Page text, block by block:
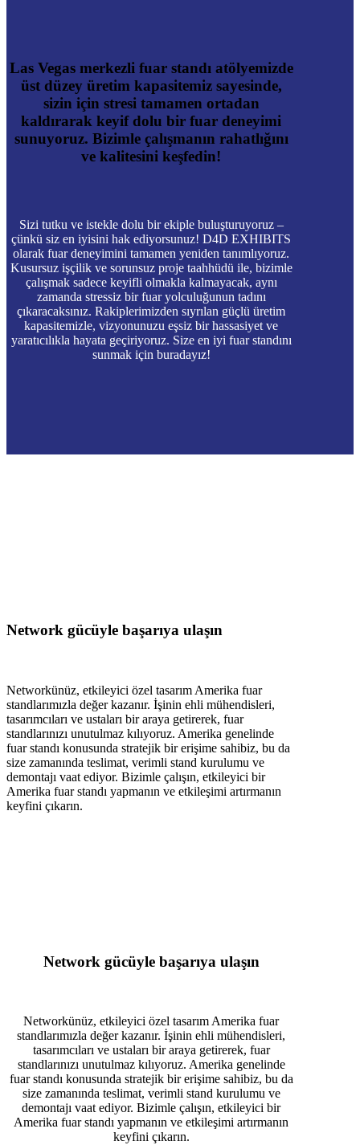
Las Vegas merkezli fuar standı atölyemizde
üst düzey üretim kapasitemiz sayesinde,
sizin için stresi tamamen ortadan
kaldırarak keyif dolu bir fuar deneyimi
sunuyoruz. Bizimle çalışmanın rahatlığını
ve kalitesini keşfedin!
Sizi tutku ve istekle dolu bir ekiple buluşturuyoruz –
çünkü siz en iyisini hak ediyorsunuz! D4D EXHIBITS
olarak fuar deneyimini tamamen yeniden tanımlıyoruz.
Kusursuz işçilik ve sorunsuz proje taahhüdü ile, bizimle
çalışmak sadece keyifli olmakla kalmayacak, aynı
zamanda stressiz bir fuar yolculuğunun tadını
çıkaracaksınız. Rakiplerimizden sıyrılan güçlü üretim
kapasitemizle, vizyonunuzu eşsiz bir hassasiyet ve
yaratıcılıkla hayata geçiriyoruz. Size en iyi fuar standını
sunmak için buradayız!
Network gücüyle başarıya ulaşın
Networkünüz, etkileyici özel tasarım Amerika fuar
standlarımızla değer kazanır. İşinin ehli mühendisleri,
tasarımcıları ve ustaları bir araya getirerek, fuar
standlarınızı unutulmaz kılıyoruz. Amerika genelinde
fuar standı konusunda stratejik bir erişime sahibiz, bu da
size zamanında teslimat, verimli stand kurulumu ve
demontajı vaat ediyor. Bizimle çalışın, etkileyici bir
Amerika fuar standı yapmanın ve etkileşimi artırmanın
keyfini çıkarın.
Network gücüyle başarıya ulaşın
Networkünüz, etkileyici özel tasarım Amerika fuar
standlarımızla değer kazanır. İşinin ehli mühendisleri,
tasarımcıları ve ustaları bir araya getirerek, fuar
standlarınızı unutulmaz kılıyoruz. Amerika genelinde
fuar standı konusunda stratejik bir erişime sahibiz, bu da
size zamanında teslimat, verimli stand kurulumu ve
demontajı vaat ediyor. Bizimle çalışın, etkileyici bir
Amerika fuar standı yapmanın ve etkileşimi artırmanın
keyfini çıkarın.